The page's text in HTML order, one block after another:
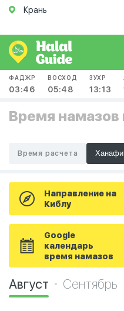
Крань
ФАДЖР
03:46
ВОСХОД
05:48
ЗУХР
13:13
Время намазов
Время расчета
Направление на
Киблу
Google
календарь
время намазов
Август Сентябрь